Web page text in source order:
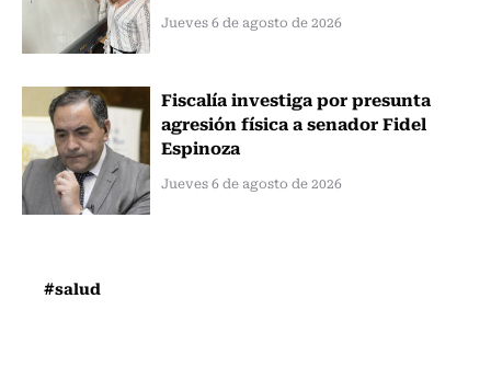
Jueves 6 de agosto de 2026
Fiscalía investiga por presunta
agresión física a senador Fidel
Espinoza
Jueves 6 de agosto de 2026
#salud